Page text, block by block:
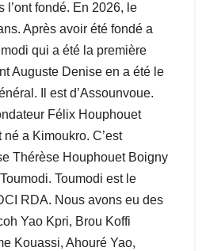
l’ont fondé. En 2026, le
Après avoir été fondé a
qui a été la première
Auguste Denise en a été le
Il est d’Assounvoue.
Félix Houphouet
a Kimoukro. C’est
Thérèse Houphouet Boigny
Toumodi est le
RDA. Nous avons eu des
Yao Kpri, Brou Koffi
Kouassi, Ahouré Yao,